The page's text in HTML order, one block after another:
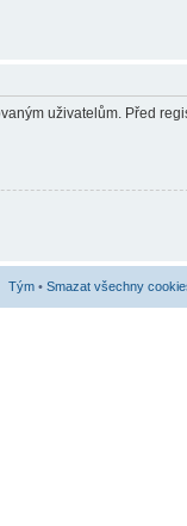
uživatelům. Před
Tým • Smazat všechny